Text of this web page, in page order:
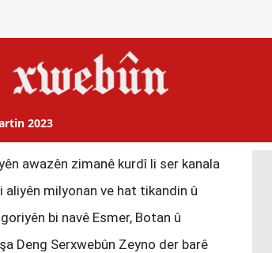
2023
awazên zimanê kurdî li ser kanala
milyonan ve hat tikandin û
bi navê Esmer, Botan û
Deng Serxwebûn Zeyno der barê